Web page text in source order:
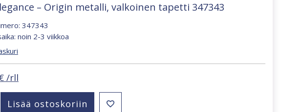
– Origin metalli, valkoinen tapetti 347343
347343
noin 2-3 viikkoa
/rll
Lisää ostoskoriin